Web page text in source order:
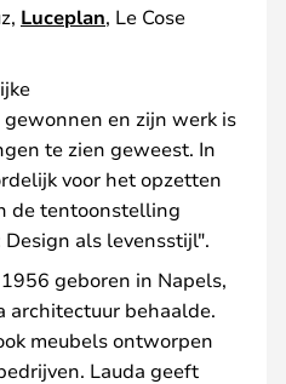
Luceplan, Le Cose
en zijn werk is
te zien geweest. In
voor het opzetten
de tentoonstelling
als levensstijl".
geboren in Napels,
architectuur behaalde.
meubels ontworpen
Lauda geeft